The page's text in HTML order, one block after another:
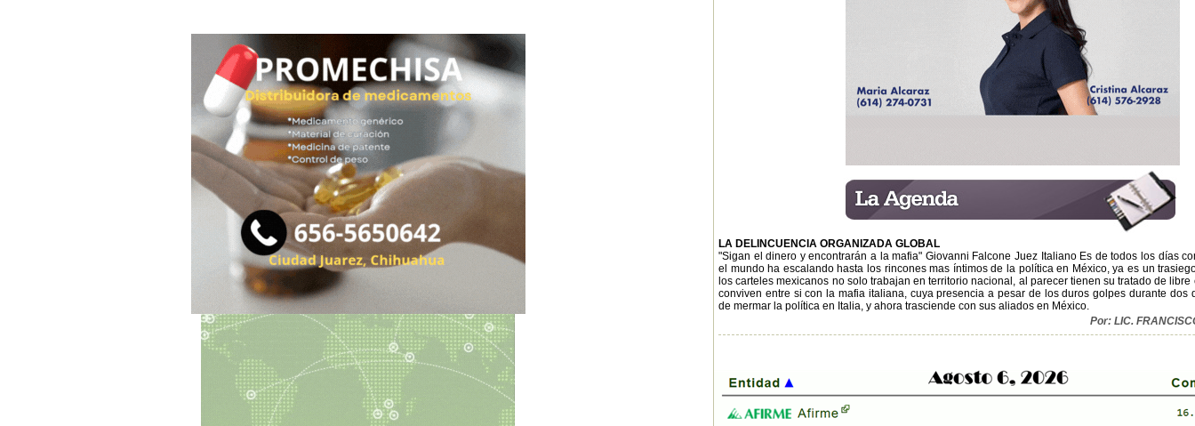
LA DELINCUENCIA ORGANIZADA GLOBAL
"Sigan el dinero y encontrarán a la mafia" Giovanni Falcone Juez Italiano Es de todos los días
el mundo ha escalando hasta los rincones mas íntimos de la política en México, ya es un
los carteles mexicanos no solo trabajan en territorio nacional, al parecer tienen su tratado de
conviven entre si con la mafia italiana, cuya presencia a pesar de los duros golpes durante dos
de mermar la política en Italia, y ahora trasciende con sus aliados en México.
Por: LIC.